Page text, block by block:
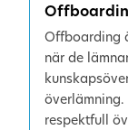
Offboarding
när de
respektfull